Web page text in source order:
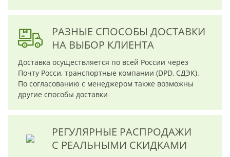
РАЗНЫЕ СПОСОБЫ ДОСТАВКИ
НА ВЫБОР КЛИЕНТА
Доставка осуществляется по всей России через
Почту Росси, транспортные компании (DPD, СДЭК).
По согласованию с менеджером также возможны
другие способы доставки
РЕГУЛЯРНЫЕ РАСПРОДАЖИ
С РЕАЛЬНЫМИ СКИДКАМИ